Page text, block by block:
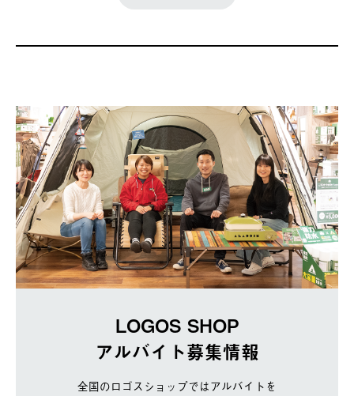
LOGOS SHOP
アルバイト募集情報
全国のロゴスショップではアルバイトを